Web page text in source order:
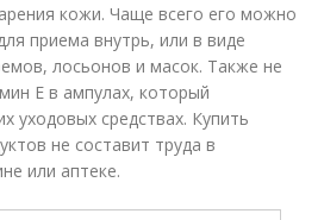
кожи. Чаще всего его можно
приема внутрь, или в виде
лосьонов и масок. Также не
Е в ампулах, который
уходовых средствах. Купить
не составит труда в
или аптеке.